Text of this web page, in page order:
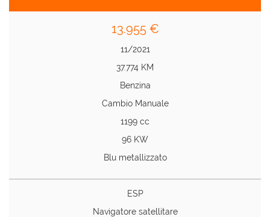
13.955 €
11/2021
37.774 KM
Benzina
Cambio Manuale
1199 cc
96 KW
Blu metallizzato
ESP
Navigatore satellitare